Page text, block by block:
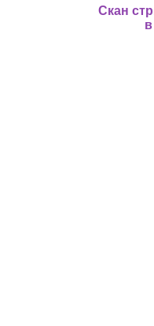
Скан